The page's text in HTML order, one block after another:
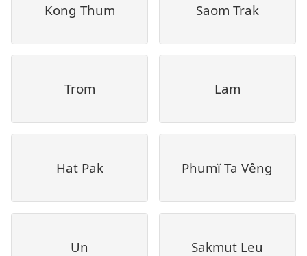
Kong Thum Saom Trak
Trom Lam
Hat Pak Phumĭ Ta Vêng
Un Sakmut Leu